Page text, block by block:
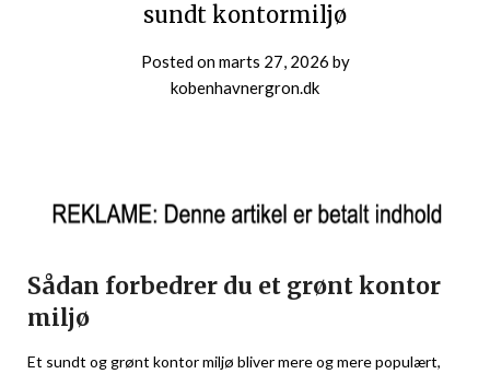
sundt kontormiljø
Posted onmarts 27, 2026 by
kobenhavnergron.dk
Sådan forbedrer du et grønt kontor
miljø
Et sundt og grønt kontor miljø bliver mere og mere populært,